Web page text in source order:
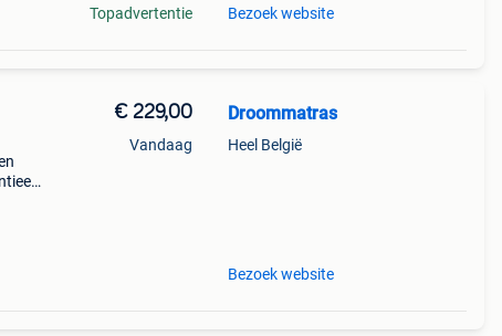
Topadvertentie Bezoek website
€ 229,00
Vandaag
Droommatras
Heel België
Bezoek website